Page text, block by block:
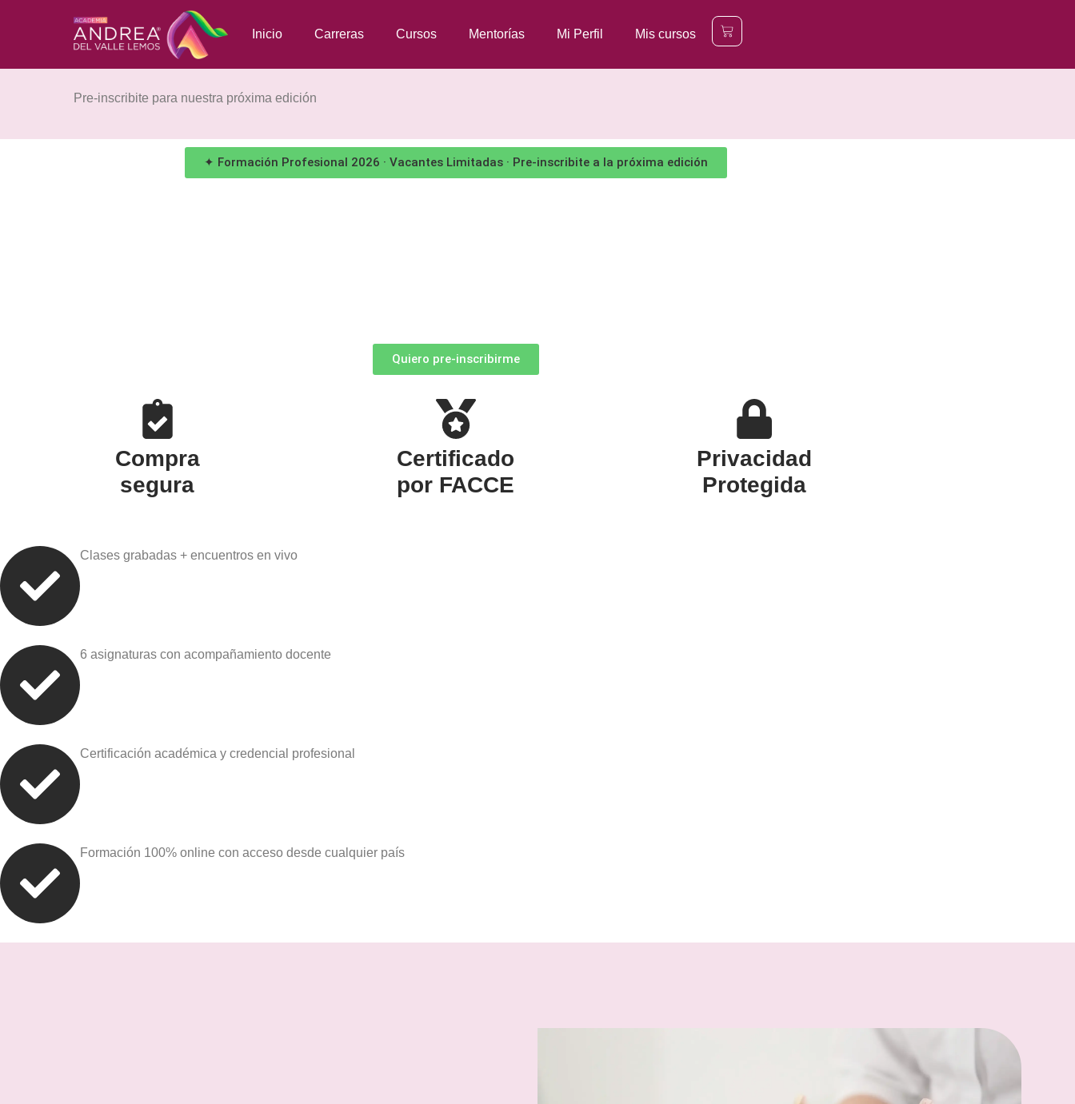
Inicio Carreras Cursos Mentorías Mi Perfil Mis cursos
Pre-inscribite para nuestra próxima edición
✦ Formación Profesional 2026 · Vacantes Limitadas · Pre-inscribite a la próxima edición
Quiero pre-inscribirme
Compra
segura
Certificado
por FACCE
Privacidad
Protegida
Clases grabadas + encuentros en vivo
6 asignaturas con acompañamiento docente
Certificación académica y credencial profesional
Formación 100% online con acceso desde cualquier país